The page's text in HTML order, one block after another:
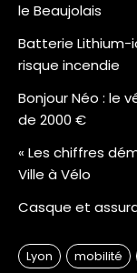
le Beaujolais
Batterie Lithium-
risque incendie
Bonjour Néo : le
de 2000 €
« Les chiffres
Ville à Vélo
Casque et